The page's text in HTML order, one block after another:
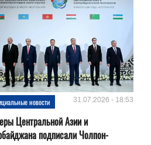
новости 31.07.2026 - 18:53
Центральной Азии и
подписали Чолпон-